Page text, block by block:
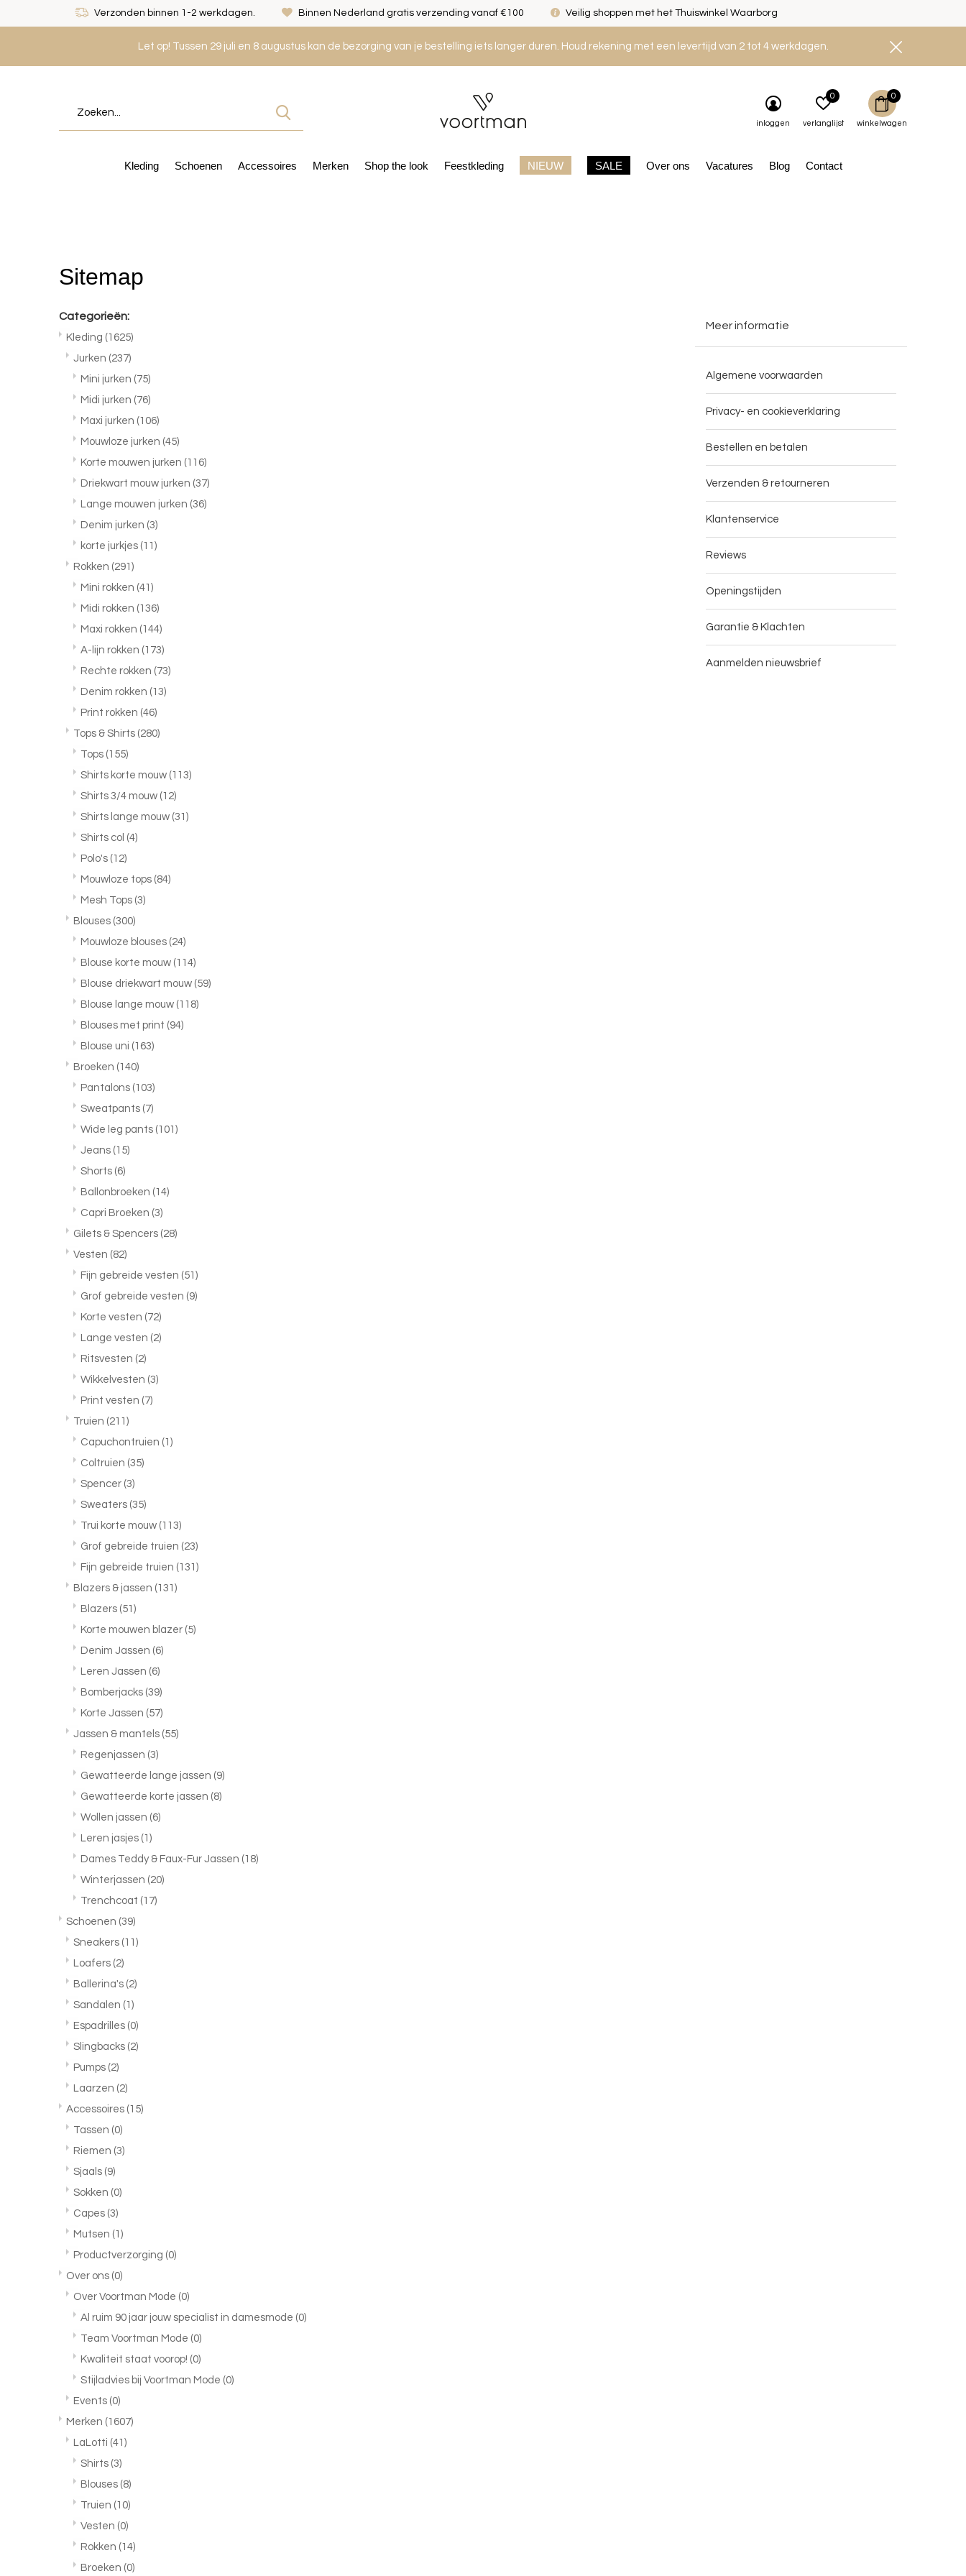
Let op! Tussen 29 juli en 8 augustus kan de bezorging van je bestelling iets langer duren. Houd rekening met een levertijd van 2 tot 4 werkdagen.
Kleding Schoenen Accessoires Merken Shop the look Feestkleding NIEUW SALE Over ons Vacatures Blog Contact
inloggen verlanglijst
0
winkelwagen
0
Verzonden binnen 1-2 werkdagen. Binnen Nederland gratis verzending vanaf €100 Veilig shoppen met het Thuiswinkel Waarborg
Sitemap
Categorieën:
Kleding (1625)
Jurken (237)
Mini jurken (75)
Midi jurken (76)
Maxi jurken (106)
Mouwloze jurken (45)
Korte mouwen jurken (116)
Driekwart mouw jurken (37)
Lange mouwen jurken (36)
Denim jurken (3)
korte jurkjes (11)
Rokken (291)
Mini rokken (41)
Midi rokken (136)
Maxi rokken (144)
A-lijn rokken (173)
Rechte rokken (73)
Denim rokken (13)
Print rokken (46)
Tops & Shirts (280)
Tops (155)
Shirts korte mouw (113)
Shirts 3/4 mouw (12)
Shirts lange mouw (31)
Shirts col (4)
Polo's (12)
Mouwloze tops (84)
Mesh Tops (3)
Blouses (300)
Mouwloze blouses (24)
Blouse korte mouw (114)
Blouse driekwart mouw (59)
Blouse lange mouw (118)
Blouses met print (94)
Blouse uni (163)
Broeken (140)
Pantalons (103)
Sweatpants (7)
Wide leg pants (101)
Jeans (15)
Shorts (6)
Ballonbroeken (14)
Capri Broeken (3)
Gilets & Spencers (28)
Vesten (82)
Fijn gebreide vesten (51)
Grof gebreide vesten (9)
Korte vesten (72)
Lange vesten (2)
Ritsvesten (2)
Wikkelvesten (3)
Print vesten (7)
Truien (211)
Capuchontruien (1)
Coltruien (35)
Spencer (3)
Sweaters (35)
Trui korte mouw (113)
Grof gebreide truien (23)
Fijn gebreide truien (131)
Blazers & jassen (131)
Blazers (51)
Korte mouwen blazer (5)
Denim Jassen (6)
Leren Jassen (6)
Bomberjacks (39)
Korte Jassen (57)
Jassen & mantels (55)
Regenjassen (3)
Gewatteerde lange jassen (9)
Gewatteerde korte jassen (8)
Wollen jassen (6)
Leren jasjes (1)
Dames Teddy & Faux-Fur Jassen (18)
Winterjassen (20)
Trenchcoat (17)
Schoenen (39)
Sneakers (11)
Loafers (2)
Ballerina's (2)
Sandalen (1)
Espadrilles (0)
Slingbacks (2)
Pumps (2)
Laarzen (2)
Accessoires (15)
Tassen (0)
Riemen (3)
Sjaals (9)
Sokken (0)
Capes (3)
Mutsen (1)
Productverzorging (0)
Over ons (0)
Over Voortman Mode (0)
Al ruim 90 jaar jouw specialist in damesmode (0)
Team Voortman Mode (0)
Kwaliteit staat voorop! (0)
Stijladvies bij Voortman Mode (0)
Events (0)
Merken (1607)
LaLotti (41)
Shirts (3)
Blouses (8)
Truien (10)
Vesten (0)
Rokken (14)
Broeken (0)
Meer informatie
Algemene voorwaarden
Privacy- en cookieverklaring
Bestellen en betalen
Verzenden & retourneren
Klantenservice
Reviews
Openingstijden
Garantie & Klachten
Aanmelden nieuwsbrief